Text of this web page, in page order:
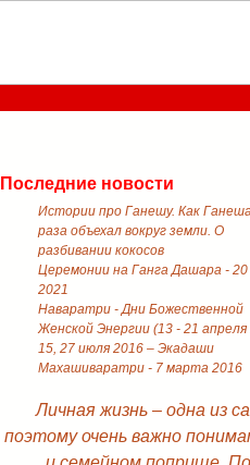
Последние новости
Истории про Ганешу. Как
раза объехал вокруг земли. О
разбивании кокосов
Церемонии на Ганга Дашара -
2021
Наваратри - Дни Божественной
Женской Энергии (13 - 21 апреля
15, 27 июля 2016 – Экадаши
Махашиваратри - 7 марта 2016
Личная жизнь – одна из
поэтому очень важно